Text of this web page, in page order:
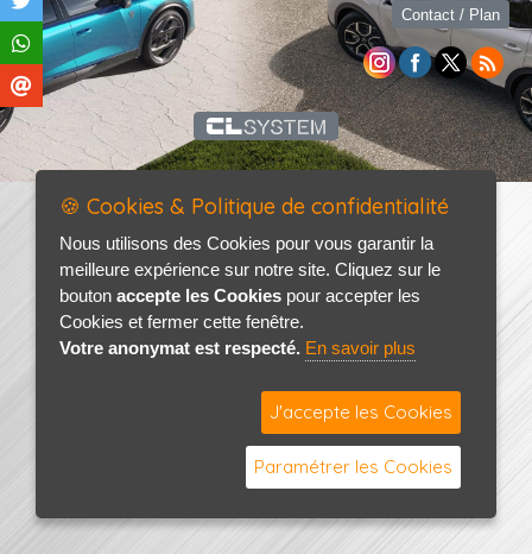
Contact / Plan
🍪 Cookies & Politique de confidentialité
Nous utilisons des Cookies pour vous garantir la
meilleure expérience sur notre site. Cliquez sur le
bouton accepte les Cookies pour accepter les
Cookies et fermer cette fenêtre.
Votre anonymat est respecté. En savoir plus
J'accepte les Cookies
Paramétrer les Cookies